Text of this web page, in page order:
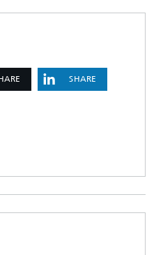
SHARE